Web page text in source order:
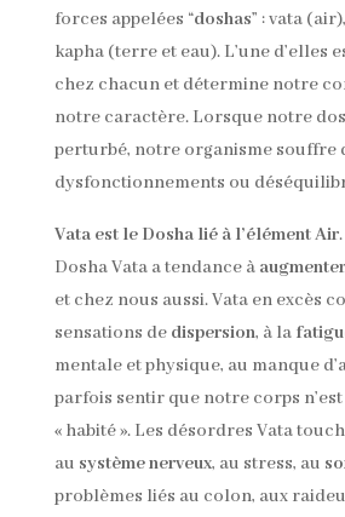
forces appelées “doshas” : vata
kapha (terre et eau). L’une d’elles
chez chacun et détermine notre
notre caractère. Lorsque notre
perturbé, notre organisme souffre
dysfonctionnements ou
Vata est le Dosha lié à l’élément Air.
Dosha Vata a tendance à
et chez nous aussi. Vata en excès
sensations de dispersion, à la
mentale et physique, au manque
parfois sentir que notre corps
« habité ». Les désordres Vata
au système nerveux, au stress, au
problèmes liés au colon, aux